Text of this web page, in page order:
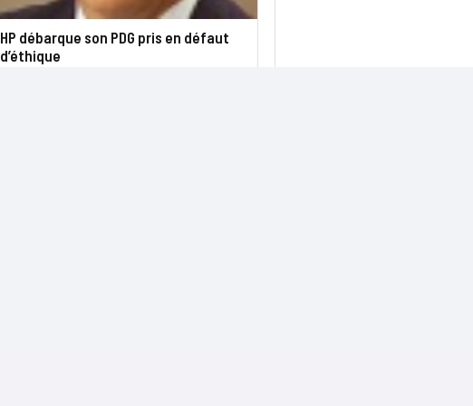
HP débarque son PDG pris en défaut
d’éthique